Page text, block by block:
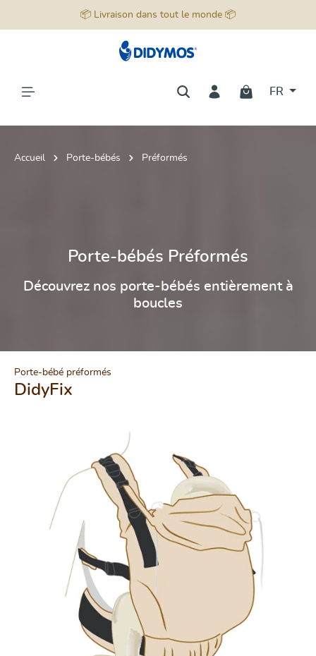
📦 Livraison dans tout le monde 📦
FR
Accueil Porte-bébés Préformés
Porte-bébés Préformés
Découvrez nos porte-bébés entièrement à
boucles
Porte-bébé préformés
DidyFix